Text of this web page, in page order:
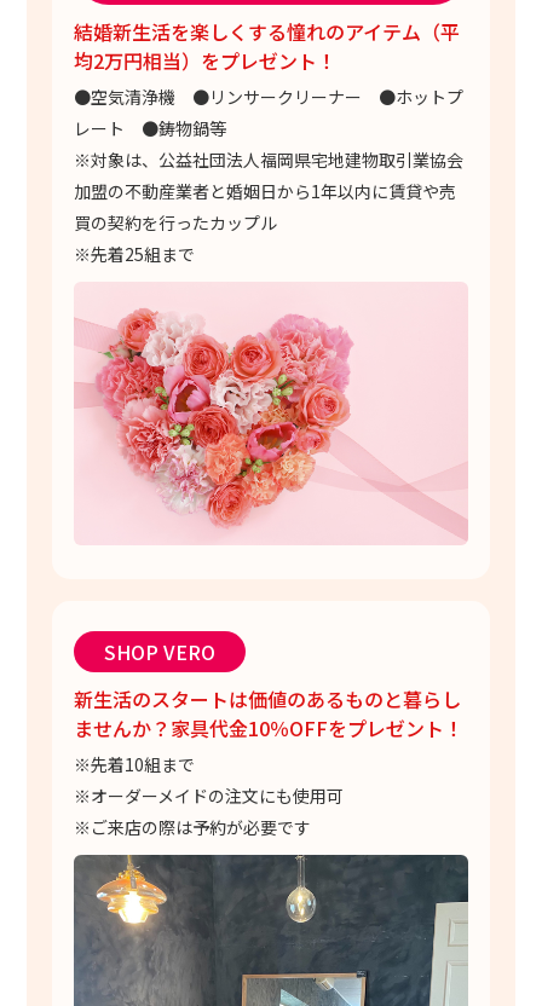
結婚新生活を楽しくする憧れのアイテム（平
均2万円相当）をプレゼント！
●空気清浄機 ●リンサークリーナー ●ホットプ
レート ●鋳物鍋等
※対象は、公益社団法人福岡県宅地建物取引業協会
加盟の不動産業者と婚姻日から1年以内に賃貸や売
買の契約を行ったカップル
※先着25組まで
SHOP VERO
新生活のスタートは価値のあるものと暮らし
ませんか？家具代金10％OFFをプレゼント！
※先着10組まで
※オーダーメイドの注文にも使用可
※ご来店の際は予約が必要です